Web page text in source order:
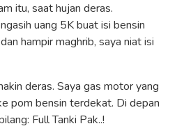
itu, saat hujan deras.
uang 5K buat isi bensin
hampir maghrib, saya niat isi
deras. Saya gas motor yang
pom bensin terdekat. Di depan
Full Tanki Pak..!